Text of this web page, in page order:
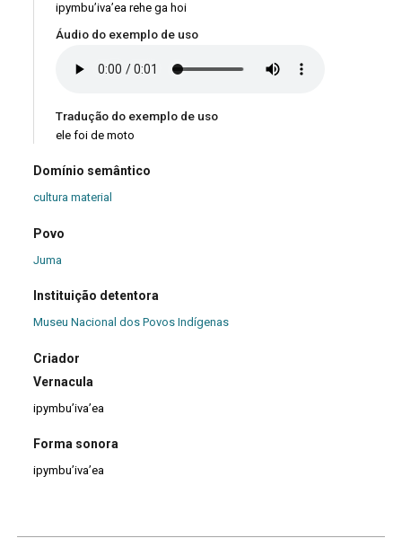
ipymbu’iva’ea rehe ga hoi
Áudio do exemplo de uso
Tradução do exemplo de uso
ele foi de moto
Domínio semântico
cultura material
Povo
Juma
Instituição detentora
Museu Nacional dos Povos Indígenas
Criador
Vernacula
ipymbu’iva’ea
Forma sonora
ipymbu’iva’ea